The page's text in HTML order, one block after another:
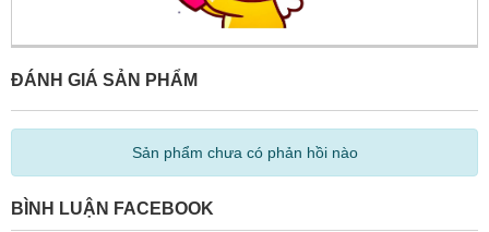
ĐÁNH GIÁ SẢN PHẨM
Sản phẩm chưa có phản hồi nào
BÌNH LUẬN FACEBOOK